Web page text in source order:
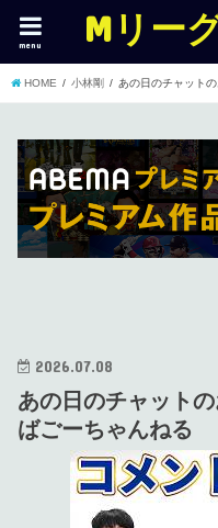
Mリー
menu
HOME 小林剛 あの日のチャット
2026.07.08
あの日のチャット
ばごーちゃんねる